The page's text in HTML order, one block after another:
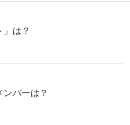
は？
バーは？